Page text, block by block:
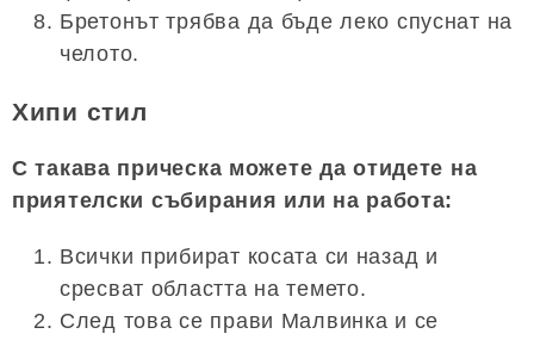
Бретонът трябва да бъде леко спуснат на
челото.
Хипи стил
С такава прическа можете да отидете на
приятелски събирания или на работа:
Всички прибират косата си назад и
сресват областта на темето.
След това се прави Малвинка и се